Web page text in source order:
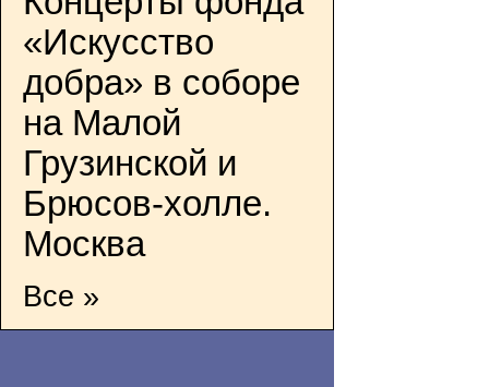
«Искусство
добра» в соборе
на Малой
Грузинской и
Брюсов-холле.
Москва
Все »